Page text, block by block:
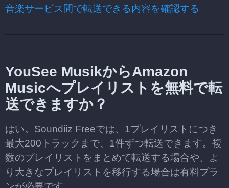
音楽サービス間で転送できる内容を確認する
YouSee MusikからAmazon
Musicへプレイリストを無料で転
送できますか？
はい。Soundiiz Freeでは、1プレイリストにつき
最大200トラックまで、1件ずつ転送できます。複
数のプレイリストをまとめて転送する場合や、よ
り大きなプレイリストを移行する場合は有料プラ